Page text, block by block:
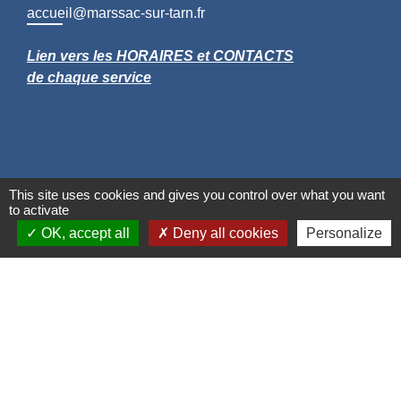
accueil@marssac-sur-tarn.fr
Lien vers les HORAIRES et CONTACTS
de chaque service
This site uses cookies and gives you control over what you want
to activate
OK, accept all
Deny all cookies Personalize